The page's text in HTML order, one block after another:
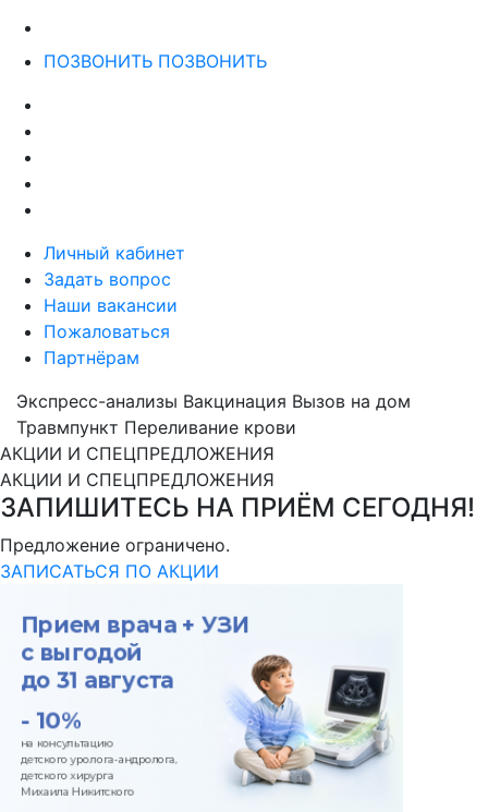
ПОЗВОНИТЬ ПОЗВОНИТЬ
Личный кабинет
Задать вопрос
Наши вакансии
Пожаловаться
Партнёрам
Экспресс-анализы Вакцинация Вызов на дом
Травмпункт Переливание крови
АКЦИИ И СПЕЦПРЕДЛОЖЕНИЯ
АКЦИИ И СПЕЦПРЕДЛОЖЕНИЯ
ЗАПИШИТЕСЬ НА ПРИЁМ СЕГОДНЯ!
Предложение ограничено.
ЗАПИСАТЬСЯ ПО АКЦИИ